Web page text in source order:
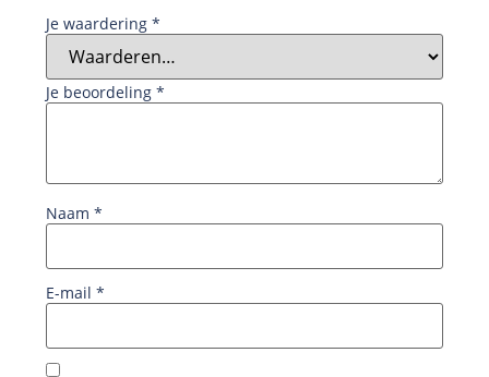
Je waardering*
Je beoordeling*
Naam*
E-mail*